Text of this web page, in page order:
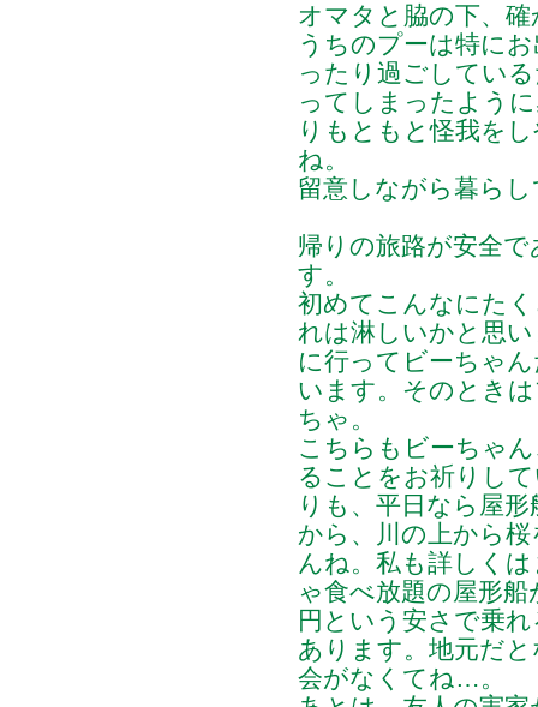
オマタと脇の下、
うちのプーは特に
ったり過ごしてい
ってしまったよう
りもともと怪我を
ね。
留意しながら暮ら
帰りの旅路が安全
す。
初めてこんなにた
れは淋しいかと思
に行ってビーちゃ
います。そのとき
ちゃ。
こちらもビーちゃ
ることをお祈りし
りも、平日なら屋
から、川の上から
んね。私も詳しく
ゃ食べ放題の屋形
円という安さで乗
あります。地元だ
会がなくてね…。